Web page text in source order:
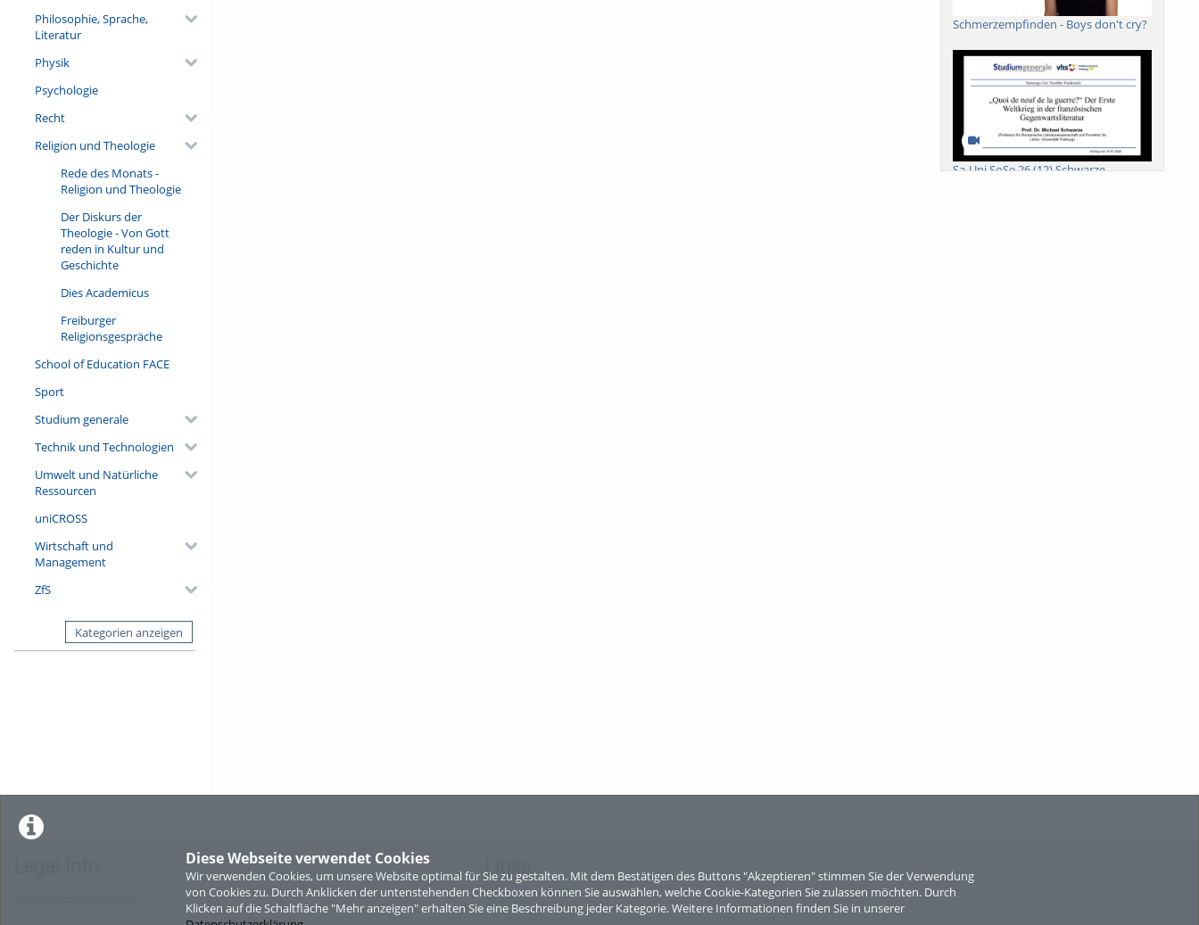
Diese Webseite verwendet Cookies
Wir verwenden Cookies, um unsere Website optimal für Sie zu gestalten. Mit dem Bestätigen des Buttons "Akzeptieren" stimmen Sie der Verwendung
von Cookies zu. Durch Anklicken der untenstehenden Checkboxen können Sie auswählen, welche Cookie-Kategorien Sie zulassen möchten. Durch
Klicken auf die Schaltfläche "Mehr anzeigen" erhalten Sie eine Beschreibung jeder Kategorie. Weitere Informationen finden Sie in unserer
Philosophie, Sprache,
Literatur
Physik
Psychologie
Recht
Religion und Theologie
Rede des Monats -
Religion und Theologie
Der Diskurs der
Theologie - Von Gott
reden in Kultur und
Geschichte
Dies Academicus
Freiburger
Religionsgespräche
School of Education FACE
Sport
Studium generale
Technik und Technologien
Umwelt und Natürliche
Ressourcen
uniCROSS
Wirtschaft und
Management
ZfS
Kategorien anzeigen
Schmerzempfinden - Boys don't cry?
Sa-Uni SoSe 26 (12) Schwarze
Sperber
Links
Sitemap